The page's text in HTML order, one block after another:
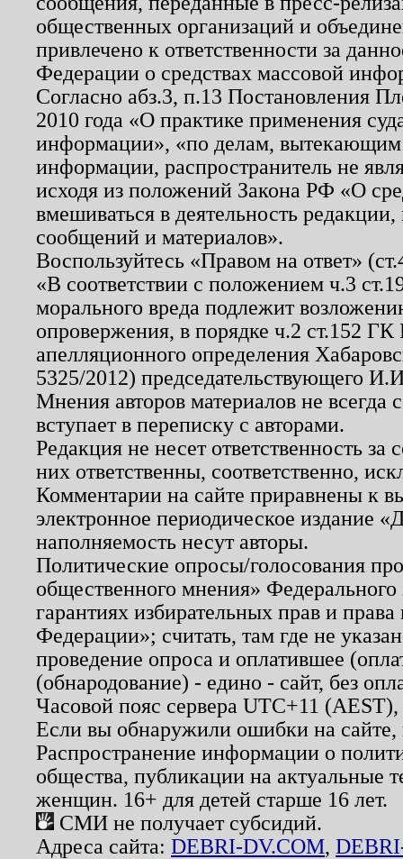
общественных организаций и
привлечено к ответственности за
Федерации о средствах массовой
Согласно абз.3, п.13 Постановления
2010 года «О практике применения
информации», «по делам, вытекающим
информации, распространитель не
исходя из положений Закона РФ «О
вмешиваться в деятельность
сообщений и материалов».
Воспользуйтесь «Правом на ответ»
«В соответствии с положением ч.3
морального вреда подлежит
опровержения, в порядке ч.2 ст.152
апелляционного определения
5325/2012) председательствующего
Мнения авторов материалов не
вступает в переписку с авторами.
Редакция не несет ответственность
них ответственны, соответственно,
Комментарии на сайте приравнены к
электронное периодическое издание
наполняемость несут авторы.
Политические опросы/голосования
общественного мнения»
гарантиях избирательных прав и
Федерации»; считать, там где не
проведение опроса и оплатившее
(обнародование) - едино - сайт, без
Часовой пояс сервера UTC+11
Если вы обнаружили ошибки на
Распространение информации о
общества, публикации на актуальные
женщин. 16+ для детей старше 16 лет.
СМИ не получает субсидий.
Адреса сайта: DEBRI-DV.COM,